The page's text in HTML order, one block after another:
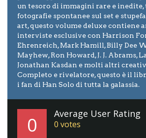
un tesoro di immagini rare e inedite,
fotografie spontanee sul set e
art, questo volume deluxe contiene
interviste esclusive con Harrison
Ehrenreich, Mark Hamill, Billy Dee
Mayhew, Ron Howard, J. J. Abrams,
Jonathan Kasdan e molti altri
Completo e rivelatore, questo è il
i fan di Han Solo di tutta la galassia.
0 Average User Rating
0 votes